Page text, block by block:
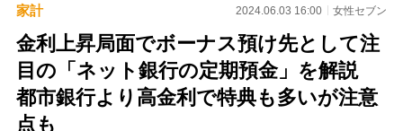
家計 2024.06.03 16:00 女性セブン
金利上昇局面でボーナス預け先として注
目の「ネット銀行の定期預金」を解説
都市銀行より高金利で特典も多いが注意
点も